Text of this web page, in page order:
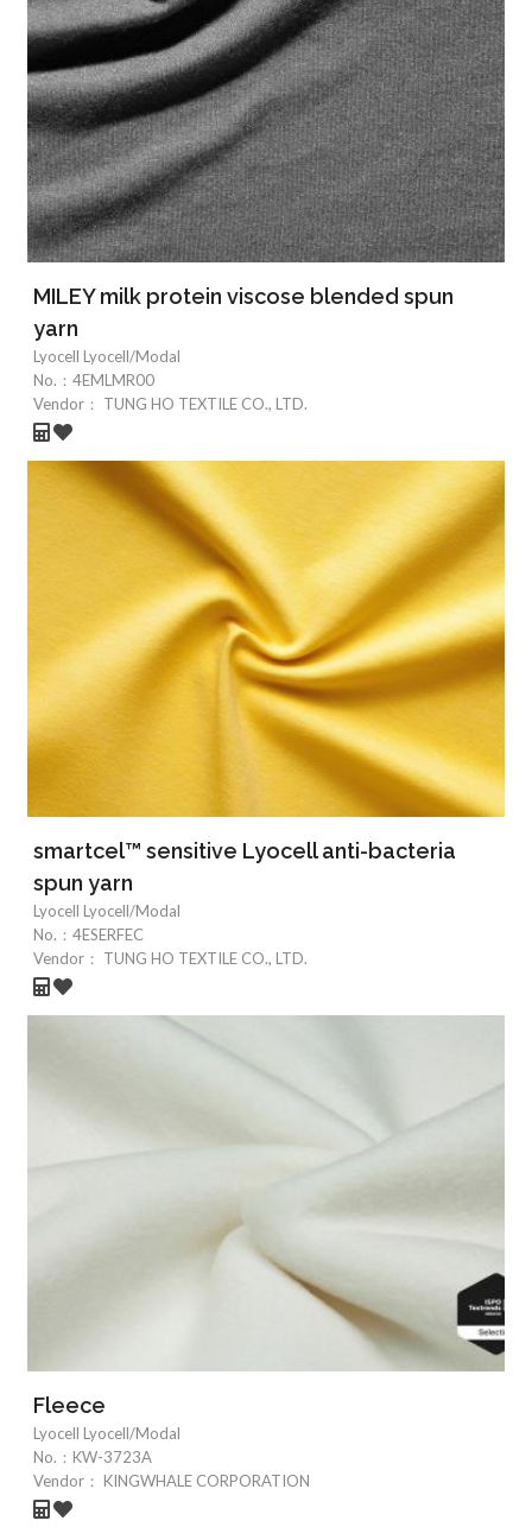
MILEY milk protein viscose blended spun
yarn
Lyocell Lyocell/Modal
No.： 4EMLMR00
Vendor：
TUNG HO TEXTILE CO., LTD.
smartcel™ sensitive Lyocell anti-bacteria
spun yarn
Lyocell Lyocell/Modal
No.： 4ESERFEC
Vendor：
TUNG HO TEXTILE CO., LTD.
Fleece
Lyocell Lyocell/Modal
No.： KW-3723A
Vendor：
KINGWHALE CORPORATION